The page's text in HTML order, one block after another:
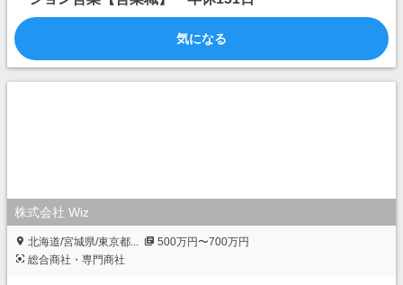
気になる
株式会社 Wiz
北海道/宮城県/東京都...
500万円〜700万円
総合商社・専門商社